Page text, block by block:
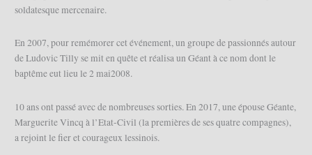
soldatesque mercenaire.
En 2007, pour remémorer cet événement, un groupe de passionnés autour
de Ludovic Tilly se mit en quête et réalisa un Géant à ce nom dont le
baptême eut lieu le 2 mai2008.
10 ans ont passé avec de nombreuses sorties. En 2017, une épouse Géante,
Marguerite Vincq à l’Etat-Civil (la premières de ses quatre compagnes),
a rejoint le fier et courageux lessinois.